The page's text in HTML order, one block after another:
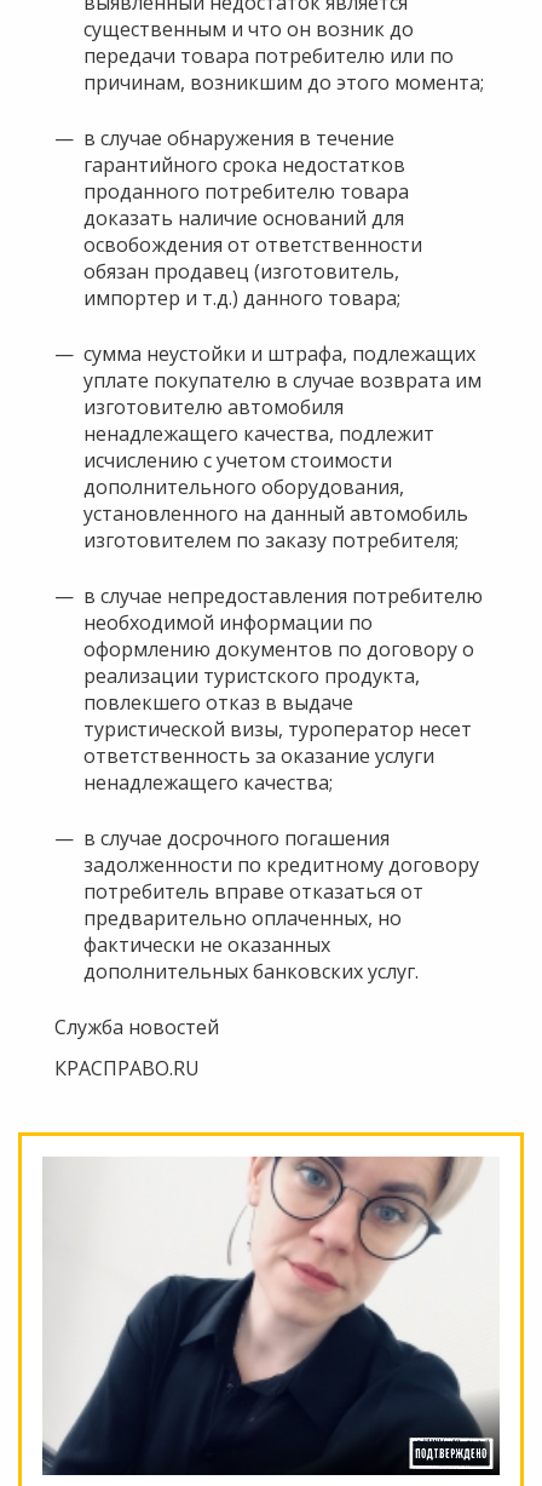
существенным и что он возник до
передачи товара потребителю или по
причинам, возникшим до этого момента;
в случае обнаружения в течение
гарантийного срока недостатков
проданного потребителю товара
доказать наличие оснований для
освобождения от ответственности
обязан продавец (изготовитель,
импортер и т.д.) данного товара;
сумма неустойки и штрафа, подлежащих
уплате покупателю в случае возврата им
изготовителю автомобиля
ненадлежащего качества, подлежит
исчислению с учетом стоимости
дополнительного оборудования,
установленного на данный автомобиль
изготовителем по заказу потребителя;
в случае непредоставления потребителю
необходимой информации по
оформлению документов по договору о
реализации туристского продукта,
повлекшего отказ в выдаче
туристической визы, туроператор несет
ответственность за оказание услуги
ненадлежащего качества;
в случае досрочного погашения
задолженности по кредитному договору
потребитель вправе отказаться от
предварительно оплаченных, но
фактически не оказанных
дополнительных банковских услуг.
Служба новостей
КРАСПРАВО.RU